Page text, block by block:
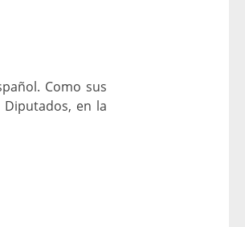
Como sus
en la